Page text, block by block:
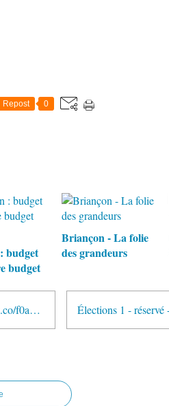
Repost 0
budget
budget
Briançon - La folie
des grandeurs
Classique ou navrant ? https://t.co/f0ayxN5QKL...